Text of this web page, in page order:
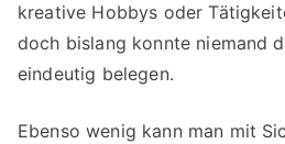
kreative Hobbys oder
doch bislang konnte niemand
eindeutig belegen.
Ebenso wenig kann man mit